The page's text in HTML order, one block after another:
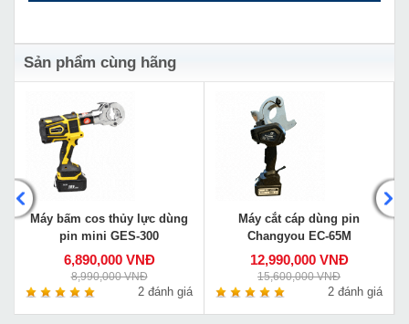
Sản phẩm cùng hãng
Máy bấm cos thủy lực dùng
pin mini GES-300
6,890,000 VNĐ
8,990,000 VNĐ
2 đánh giá
Máy cắt cáp dùng pin
Changyou EC-65M
12,990,000 VNĐ
15,600,000 VNĐ
2 đánh giá